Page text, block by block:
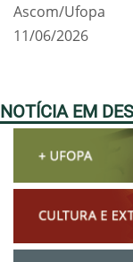
Ascom/Ufopa
11/06/2026
NOTÍCIA EM